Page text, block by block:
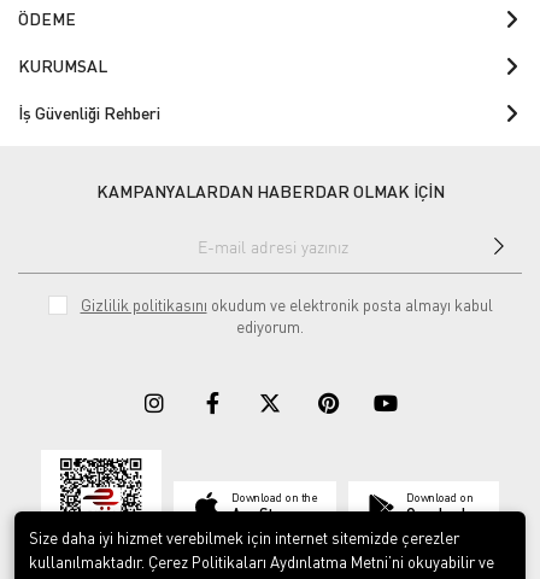
ÖDEME
KURUMSAL
İş Güvenliği Rehberi
KAMPANYALARDAN HABERDAR OLMAK İÇİN
Gizlilik politikasını okudum ve elektronik posta almayı kabul
ediyorum.
Download on the
App Store
Download on
Google play
Size daha iyi hizmet verebilmek için internet sitemizde çerezler
kullanılmaktadır. Çerez Politikaları Aydınlatma Metni’ni okuyabilir ve